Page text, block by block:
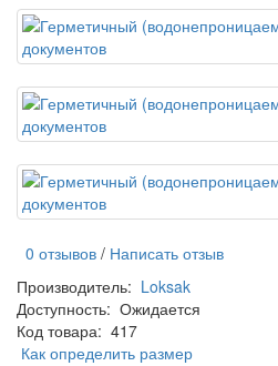
0 отзывов / Написать отзыв
Производитель: Loksak
Доступность: Ожидается
Код товара: 417
Как определить размер